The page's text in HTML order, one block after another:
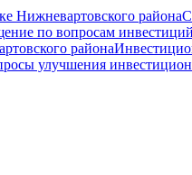
Нижневартовского района
по вопросам инвестиций
района
улучшения